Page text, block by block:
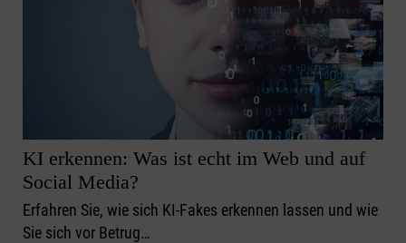
KI erkennen: Was ist echt im Web und auf
Social Media?
Erfahren Sie, wie sich KI-Fakes erkennen lassen und wie
Sie sich vor Betrug…